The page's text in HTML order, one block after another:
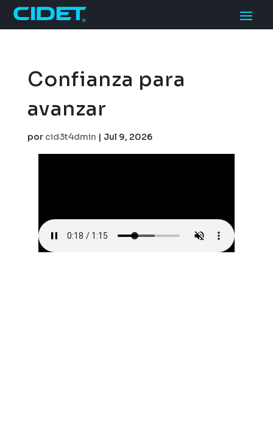
Confianza para
avanzar
por cid3t4dmin | Jul 9, 2026